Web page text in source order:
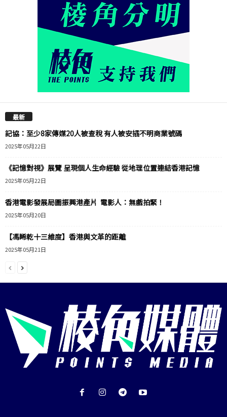
最新
記協：至少8家傳媒20人被查稅 有人被安插不明商業號碼
2025年05月22日
《記憶對視》展覽 呈現個人生命經驗 從地理位置連結香港記憶
2025年05月22日
香港電影發展局圖振興港產片 電影人：無戲拍緊！
2025年05月20日
【馮睎乾十三維度】香港與文革的距離
2025年05月21日